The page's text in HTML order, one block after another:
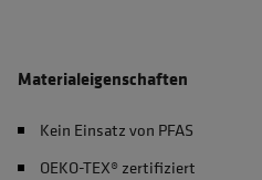
Materialeigenschaften
Kein Einsatz von PFAS
OEKO-TEX® zertifiziert